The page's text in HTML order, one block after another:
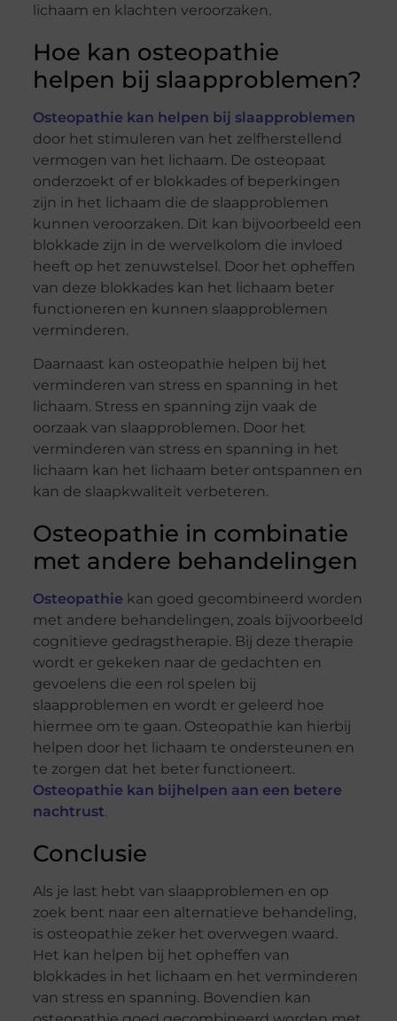
lichaam en klachten veroorzaken.
Hoe kan osteopathie
helpen bij slaapproblemen?
Osteopathie kan helpen bij slaapproblemen
door het stimuleren van het zelfherstellend
vermogen van het lichaam. De osteopaat
onderzoekt of er blokkades of beperkingen
zijn in het lichaam die de slaapproblemen
kunnen veroorzaken. Dit kan bijvoorbeeld een
blokkade zijn in de wervelkolom die invloed
heeft op het zenuwstelsel. Door het opheffen
van deze blokkades kan het lichaam beter
functioneren en kunnen slaapproblemen
verminderen.
Daarnaast kan osteopathie helpen bij het
verminderen van stress en spanning in het
lichaam. Stress en spanning zijn vaak de
oorzaak van slaapproblemen. Door het
verminderen van stress en spanning in het
lichaam kan het lichaam beter ontspannen en
kan de slaapkwaliteit verbeteren.
Osteopathie in combinatie
met andere behandelingen
Osteopathie kan goed gecombineerd worden
met andere behandelingen, zoals bijvoorbeeld
cognitieve gedragstherapie. Bij deze therapie
wordt er gekeken naar de gedachten en
gevoelens die een rol spelen bij
slaapproblemen en wordt er geleerd hoe
hiermee om te gaan. Osteopathie kan hierbij
helpen door het lichaam te ondersteunen en
te zorgen dat het beter functioneert.
Osteopathie kan bijhelpen aan een betere
nachtrust.
Conclusie
Als je last hebt van slaapproblemen en op
zoek bent naar een alternatieve behandeling,
is osteopathie zeker het overwegen waard.
Het kan helpen bij het opheffen van
blokkades in het lichaam en het verminderen
van stress en spanning. Bovendien kan